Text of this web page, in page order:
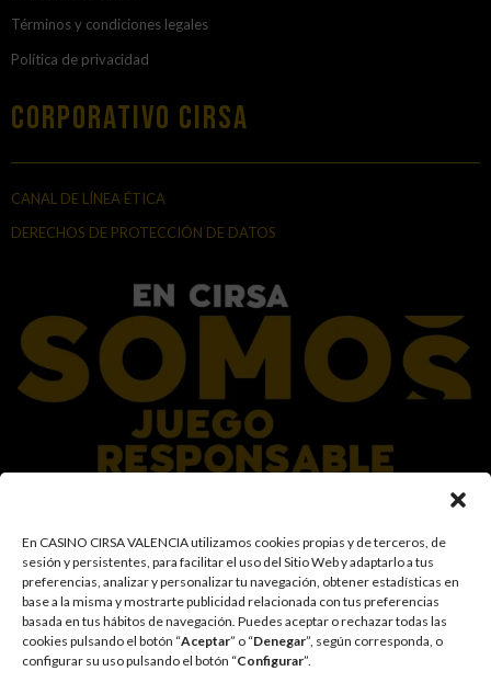
En CASINO CIRSA VALENCIA utilizamos cookies propias y de terceros, de
sesión y persistentes, para facilitar el uso del Sitio Web y adaptarlo a tus
preferencias, analizar y personalizar tu navegación, obtener estadísticas en
base a la misma y mostrarte publicidad relacionada con tus preferencias
basada en tus hábitos de navegación. Puedes aceptar o rechazar todas las
cookies pulsando el botón “Aceptar” o “Denegar”, según corresponda, o
configurar su uso pulsando el botón “Configurar”.
Términos y condiciones legales
Política de privacidad
Corporativo Cirsa
CANAL DE LÍNEA ÉTICA
DERECHOS DE PROTECCIÓN DE DATOS
En el Grupo CIRSA promovemos una actitud responsable hacia el juego,
garantizando un entorno seguro y transparente para nuestros clientes y
facilitamos medidas e información para que el juego sea siempre diversión y
entretenimiento, sin utilizarse como vía para afrontar problemas económicos
o emocionales. El acceso está prohibido a menores de 18 años y a las
personas con acceso restringido conforme a los registros de prohibición y/o
autoexclusión que resulten aplicables. También trabajamos para reforzar una
cultura de prevención y concienciación sobre los posibles trastornos